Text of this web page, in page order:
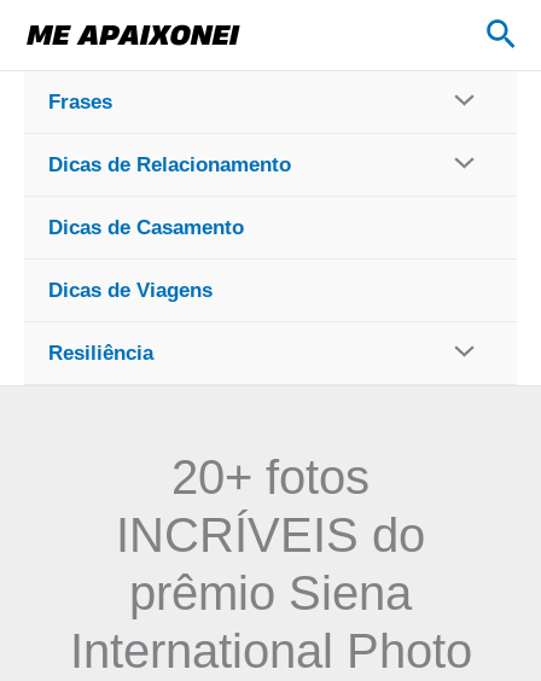
para
conteúdo
Frases
Dicas de Relacionamento
Dicas de Casamento
Dicas de Viagens
Resiliência
20+ fotos
INCRÍVEIS do
prêmio Siena
International Photo